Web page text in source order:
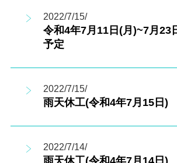
2022/7/15/
令和4年7月11日(月)~7月23
予定
2022/7/15/
雨天休工(令和4年7月15日)
2022/7/14/